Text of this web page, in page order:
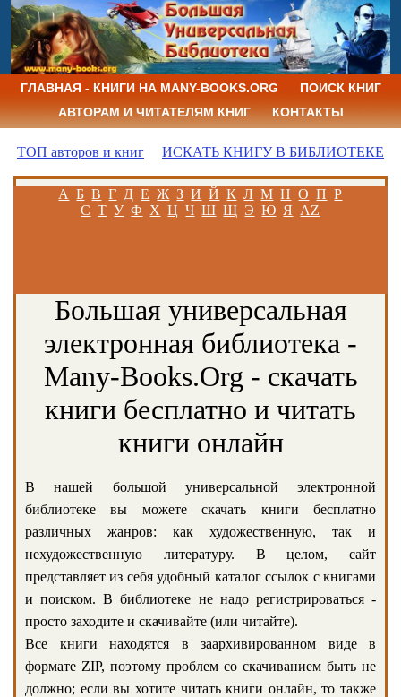
ГЛАВНАЯ - КНИГИ НА MANY-BOOKS.ORG
ПОИСК КНИГ
АВТОРАМ И ЧИТАТЕЛЯМ КНИГ
КОНТАКТЫ
ТОП авторов и книг ИСКАТЬ КНИГУ В БИБЛИОТЕКЕ
А Б В Г Д Е Ж З И Й К Л М Н О П Р
С Т У Ф Х Ц Ч Ш Щ Э Ю Я AZ
Большая универсальная
электронная библиотека -
Many-Books.Org - скачать
книги бесплатно и читать
книги онлайн
В нашей большой универсальной электронной
библиотеке вы можете скачать книги бесплатно
различных жанров: как художественную, так и
нехудожественную литературу. В целом, сайт
представляет из себя удобный каталог ссылок с книгами
и поиском. В библиотеке не надо регистрироваться -
просто заходите и скачивайте (или читайте).
Все книги находятся в заархивированном виде в
формате ZIP, поэтому проблем со скачиванием быть не
должно; если вы хотите читать книги онлайн, то также